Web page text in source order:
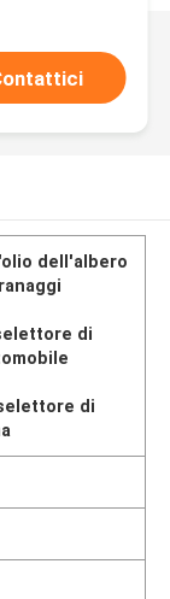
dell'albero
di
di